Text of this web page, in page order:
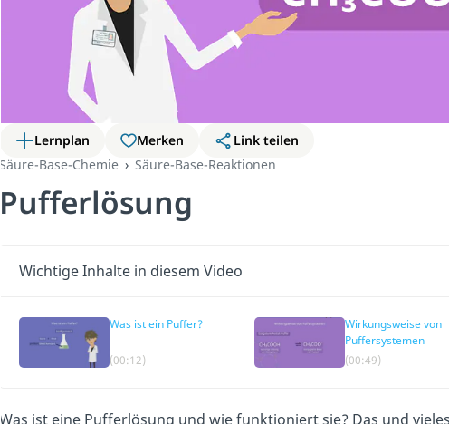
Lernplan Merken
Link teilen
Säure-Base-Chemie
Säure-Base-Reaktionen
Pufferlösung
Wichtige Inhalte in diesem Video
Was ist ein Puffer?
(00:12)
Wirkungsweise von
Puffersystemen
(00:49)
Was ist eine Pufferlösung und wie funktioniert sie? Das und